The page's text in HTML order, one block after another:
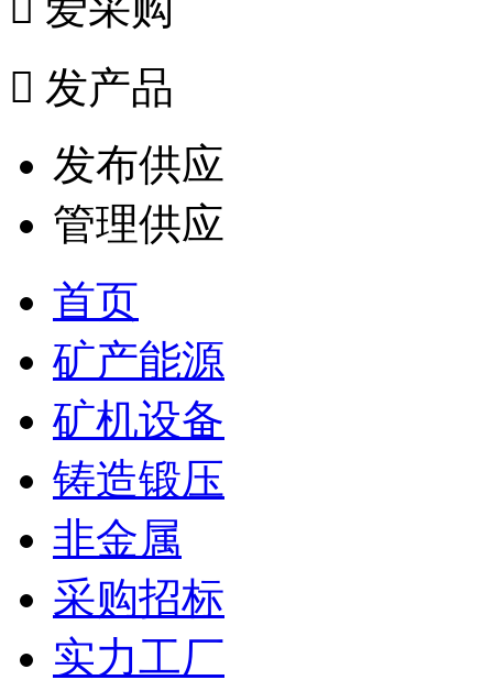
 发产品
发布供应
管理供应
首页
矿产能源
矿机设备
铸造锻压
非金属
采购招标
实力工厂